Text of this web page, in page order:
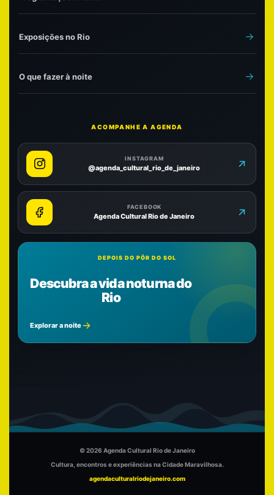
Exposições no Rio
O que fazer à noite
ACOMPANHE A AGENDA
INSTAGRAM
@agenda_cultural_rio_de_janeiro
FACEBOOK
Agenda Cultural Rio de Janeiro
DEPOIS DO PÔR DO SOL
Descubra a vida noturna do
Rio
Explorar a noite
© 2026 Agenda Cultural Rio de Janeiro
Cultura, encontros e experiências na Cidade Maravilhosa.
agendaculturalriodejaneiro.com